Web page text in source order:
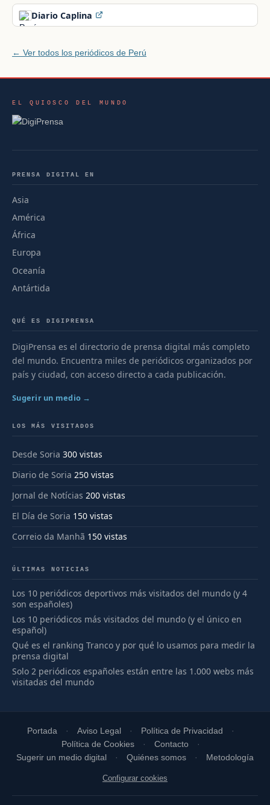
Diario Caplina
← Ver todos los periódicos de Perú
EL QUIOSCO DEL MUNDO
PRENSA DIGITAL EN
Asia
América
África
Europa
Oceanía
Antártida
QUÉ ES DIGIPRENSA
DigiPrensa es el directorio de prensa digital más completo
del mundo. Encuentra miles de periódicos organizados por
país y ciudad, con acceso directo a cada publicación.
Sugerir un medio →
LOS MÁS VISITADOS
Desde Soria 300 vistas
Diario de Soria 250 vistas
Jornal de Notícias 200 vistas
El Día de Soria 150 vistas
Correio da Manhã 150 vistas
ÚLTIMAS NOTICIAS
Los 10 periódicos deportivos más visitados del mundo (y 4
son españoles)
Los 10 periódicos más visitados del mundo (y el único en
español)
Qué es el ranking Tranco y por qué lo usamos para medir la
prensa digital
Solo 2 periódicos españoles están entre las 1.000 webs más
visitadas del mundo
Portada Aviso Legal
Política de Privacidad
Política de Cookies
Contacto
Sugerir un medio digital
Quiénes somos Metodología
Configurar cookies